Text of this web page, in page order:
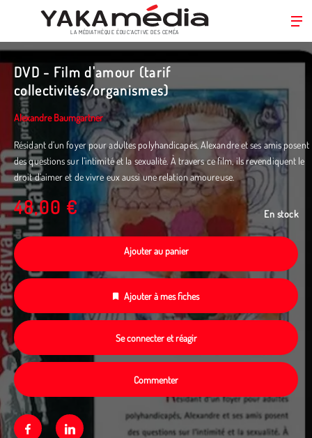
Aller
au
contenu
principal
LA MÉDIATHÈQUE ÉDUC’ACTIVE DES CEMÉA
DVD - Film d'amour (tarif
collectivités/organismes)
Alexandre Baumgartner
Résidant d’un foyer pour adultes polyhandicapés, Alexandre et ses amis posent
des questions sur l’intimité et la sexualité. À travers ce film, ils revendiquent le
droit d’aimer et de vivre eux aussi une relation amoureuse.
48,00 € En stock
Ajouter au panier
Ajouter à mes fiches
Se connecter et réagir
Commenter
FacebookLinkedin